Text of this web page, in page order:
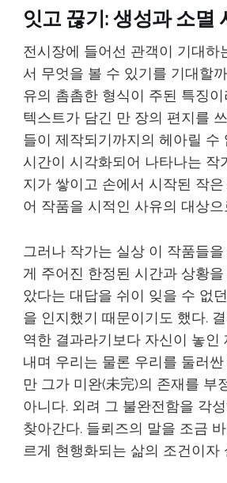
잇고 끊기: 생성과 소멸
전시장에 들어선 관객이 기대하
서 무엇을 볼 수 있기를 기대할
유의 촘촘한 형식이 주된 특징
텍스트가 담긴 만 장의 편지를
들이 제작되기까지의 헤아릴 수
시간이 시각화되어 나타나는 작
지가 쌓이고 손에서 시작된 작
어 작품을 시적인 사유의 대상
그러나 작가는 실상 이 작품들
게 주어진 한정된 시간과 상황
았다는 대답을 쉬이 잊을 수 없
을 인지했기 때문이기도 했다.
역한 결과라기보다 자신이 놓
내며 우리는 물론 우리를 둘러
만 그가 미완(未完)의 존재를 부
아니다. 외려 그 불완전함을 각
찾아간다. 들뢰즈의 말을 조금
르게 현행화되는 삶의 조건이자